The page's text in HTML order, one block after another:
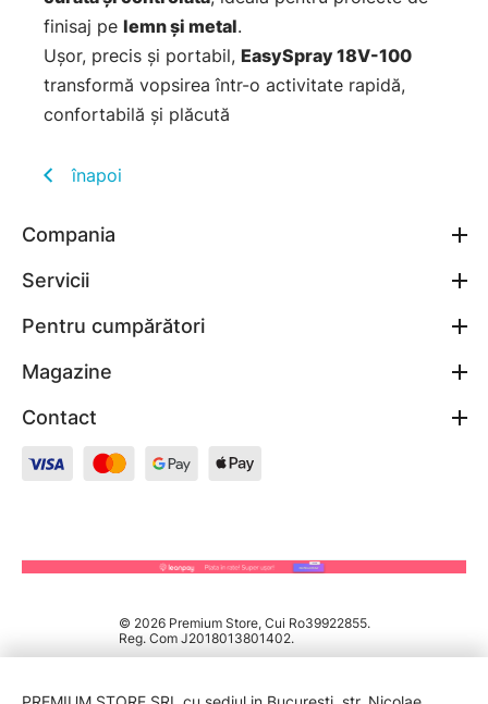
finisaj pe lemn și metal.
Ușor, precis și portabil, EasySpray 18V-100
transformă vopsirea într-o activitate rapidă,
confortabilă și plăcută
înapoi
Compania
Servicii
Pentru cumpărători
Magazine
Contact
© 2026 Premium Store, Cui Ro39922855.
Reg. Com J2018013801402.